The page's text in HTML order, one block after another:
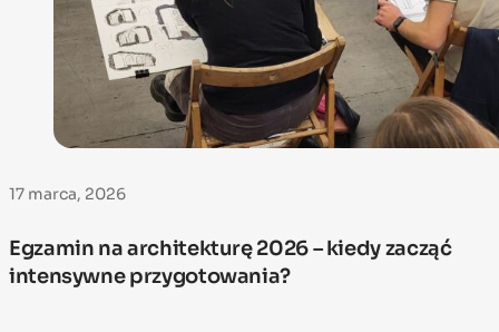
17 marca, 2026
Egzamin na architekturę 2026 – kiedy zacząć
intensywne przygotowania?